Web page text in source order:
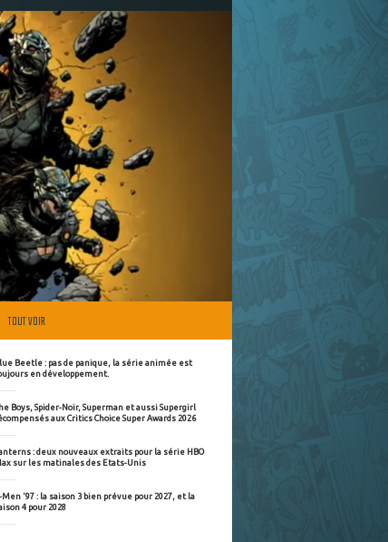
TOUT VOIR
Beetle : pas de panique, la série animée est
en développement.
Boys, Spider-Noir, Superman et aussi Supergirl
aux Critics Choice Super Awards 2026
: deux nouveaux extraits pour la série HBO
sur les matinales des Etats-Unis
Men '97 : la saison 3 bien prévue pour 2027, et la
4 pour 2028